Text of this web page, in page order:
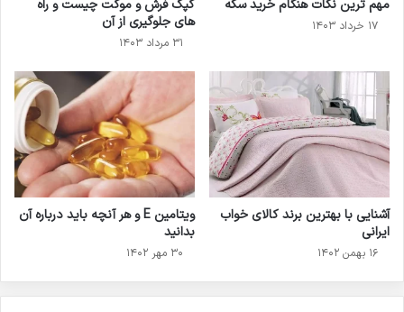
مهم ترین نکات هنگام خرید سکه
۱۷ خرداد ۱۴۰۳
کپک فرش و موکت چیست و راه
های جلوگیری از آن
۳۱ مرداد ۱۴۰۳
آشنایی با بهترین برند کالای خواب
ایرانی
۱۶ بهمن ۱۴۰۲
ویتامین E و هر آنچه باید درباره آن
بدانید
۳۰ مهر ۱۴۰۲